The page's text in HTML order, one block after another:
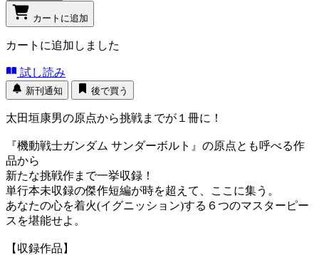
カートに追加
カートに追加しました
試し読み
新刊通知 後で買う
太田垣康男の原点から挑戦までが１冊に！
『機動戦士ガンダム サンダーボルト』の原点とも呼べる作
品から
新たな挑戦作まで一挙収録！
単行本未収録の傑作短編が時を超えて、ここに集う。
あなたの心を着火(イグニッション)する６つのマスターピー
スを堪能せよ。
【収録作品】